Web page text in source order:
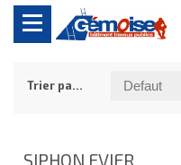
Trier par :
SIPHON EVIER